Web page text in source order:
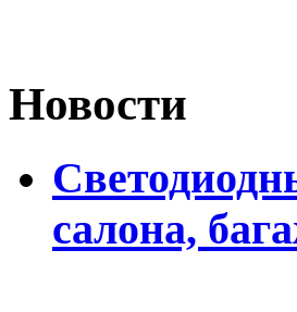
Новости
салона,